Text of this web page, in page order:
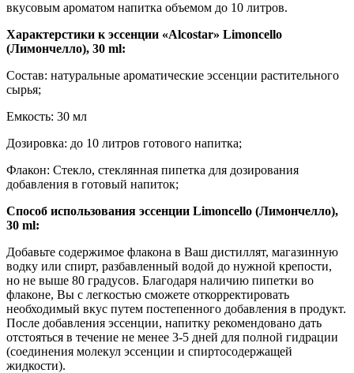
вкусовым ароматом напитка объемом до 10 литров.
Характерстики к эссенции «Alcostar» Limoncello
(Лимончелло), 30 ml:
Состав: натуральные ароматические эссенции растительного
сырья;
Емкость: 30 мл
Дозировка: до 10 литров готового напитка;
Флакон: Стекло, стеклянная пипетка для дозирования
добавления в готовый напиток;
Способ использования эссенции Limoncello (Лимончелло),
30 ml:
Добавьте содержимое флакона в Ваш дистиллят, магазинную
водку или спирт, разбавленный водой до нужной крепости,
но не выше 80 градусов. Благодаря наличию пипетки во
флаконе, Вы с легкостью сможете откорректировать
необходимый вкус путем постепенного добавления в продукт.
После добавления эссенции, напитку рекомендовано дать
отстояться в течение не менее 3-5 дней для полной гидрации
(соединения молекул эссенции и спиртосодержащей
жидкости).